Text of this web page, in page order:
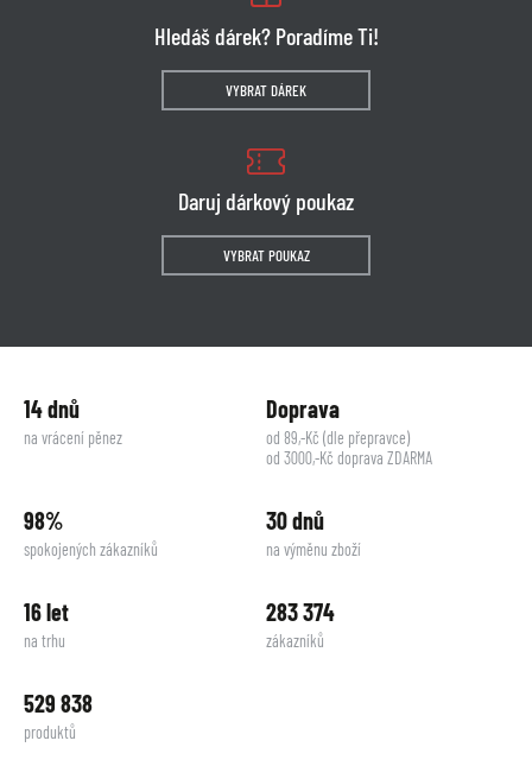
Hledáš dárek? Poradíme Ti!
VYBRAT DÁREK
Daruj dárkový poukaz
VYBRAT POUKAZ
14 dnů
na vrácení pěnez
Doprava
od 89,-Kč (dle přepravce)
od 3000,-Kč doprava ZDARMA
98%
spokojených zákazníků
30 dnů
na výměnu zboží
16 let
na trhu
283 374
zákazníků
529 838
produktů